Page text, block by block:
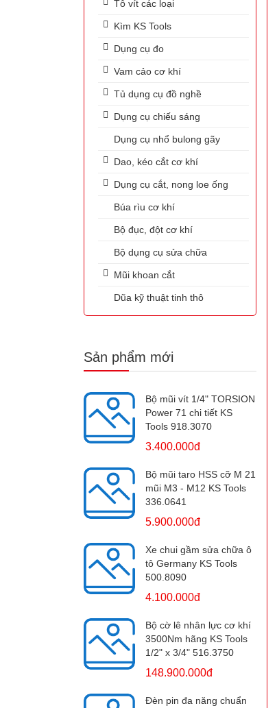
Tô vít các loại
Kìm KS Tools
Dụng cụ đo
Vam cảo cơ khí
Tủ dụng cụ đồ nghề
Dụng cụ chiếu sáng
Dụng cụ nhổ bulong gãy
Dao, kéo cắt cơ khí
Dụng cụ cắt, nong loe ống
Búa rìu cơ khí
Bộ đục, đột cơ khí
Bộ dụng cụ sửa chữa
Mũi khoan cắt
Dũa kỹ thuật tinh thô
Sản phẩm mới
Bộ mũi vít 1/4" TORSION
Power 71 chi tiết KS
Tools 918.3070
3.400.000đ
Bộ mũi taro HSS cỡ M 21
mũi M3 - M12 KS Tools
336.0641
5.900.000đ
Xe chui gầm sửa chữa ô
tô Germany KS Tools
500.8090
4.100.000đ
Bộ cờ lê nhân lực cơ khí
3500Nm hãng KS Tools
1/2" x 3/4" 516.3750
148.900.000đ
Đèn pin đa năng chuẩn